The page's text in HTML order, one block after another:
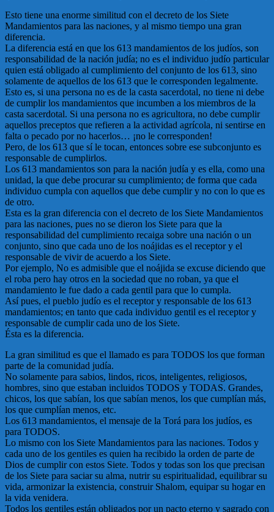
Esto tiene una enorme similitud con el decreto de los Siete
Mandamientos para las naciones, y al mismo tiempo una gran
diferencia.
La diferencia está en que los 613 mandamientos de los judíos, son
responsabilidad de la nación judía; no es el individuo judío particular
quien está obligado al cumplimiento del conjunto de los 613, sino
solamente de aquellos de los 613 que le corresponden legalmente.
Esto es, si una persona no es de la casta sacerdotal, no tiene ni debe
de cumplir los mandamientos que incumben a los miembros de la
casta sacerdotal. Si una persona no es agricultora, no debe cumplir
aquellos preceptos que refieren a la actividad agrícola, ni sentirse en
falta o pecado por no hacerlos… ¡no le corresponden!
Pero, de los 613 que sí le tocan, entonces sobre ese subconjunto es
responsable de cumplirlos.
Los 613 mandamientos son para la nación judía y es ella, como una
unidad, la que debe procurar su cumplimiento; de forma que cada
individuo cumpla con aquellos que debe cumplir y no con lo que es
de otro.
Esta es la gran diferencia con el decreto de los Siete Mandamientos
para las naciones, pues no se dieron los Siete para que la
responsabilidad del cumplimiento recaiga sobre una nación o un
conjunto, sino que cada uno de los noájidas es el receptor y el
responsable de vivir de acuerdo a los Siete.
Por ejemplo, No es admisible que el noájida se excuse diciendo que
el roba pero hay otros en la sociedad que no roban, ya que el
mandamiento le fue dado a cada gentil para que lo cumpla.
Así pues, el pueblo judío es el receptor y responsable de los 613
mandamientos; en tanto que cada individuo gentil es el receptor y
responsable de cumplir cada uno de los Siete.
Ésta es la diferencia.
La gran similitud es que el llamado es para TODOS los que forman
parte de la comunidad judía.
No solamente para sabios, lindos, ricos, inteligentes, religiosos,
hombres, sino que estaban incluidos TODOS y TODAS. Grandes,
chicos, los que sabían, los que sabían menos, los que cumplían más,
los que cumplían menos, etc.
Los 613 mandamientos, el mensaje de la Torá para los judíos, es
para TODOS.
Lo mismo con los Siete Mandamientos para las naciones. Todos y
cada uno de los gentiles es quien ha recibido la orden de parte de
Dios de cumplir con estos Siete. Todos y todas son los que precisan
de los Siete para saciar su alma, nutrir su espiritualidad, equilibrar su
vida, armonizar la existencia, construir Shalom, equipar su hogar en
la vida venidera.
Todos los gentiles están obligados por un pacto eterno y sagrado con